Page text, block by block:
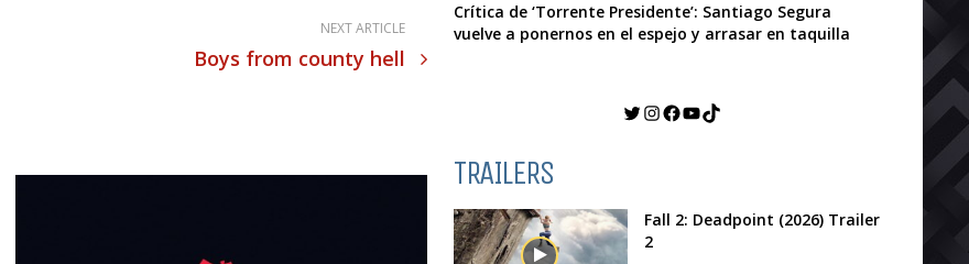
NEXT ARTICLE
Boys from county hell
Crítica de ‘Torrente Presidente’: Santiago Segura
vuelve a ponernos en el espejo y arrasar en taquilla
Twitter
Instagram
Facebook
YouTube
TikTok
TRAILERS
Fall 2: Deadpoint (2026) Trailer
2